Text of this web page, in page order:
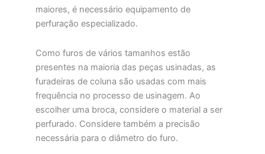
maiores, é necessário equipamento de
perfuração especializado.
Como furos de vários tamanhos estão
presentes na maioria das peças usinadas, as
furadeiras de coluna são usadas com mais
frequência no processo de usinagem. Ao
escolher uma broca, considere o material a ser
perfurado. Considere também a precisão
necessária para o diâmetro do furo.